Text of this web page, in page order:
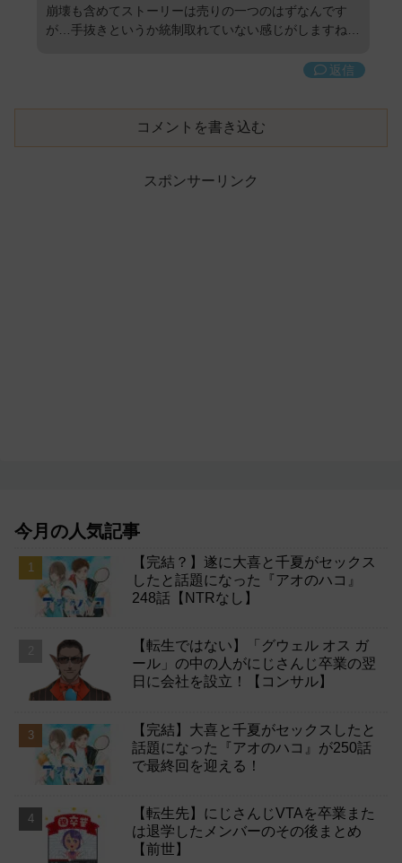
崩壊も含めてストーリーは売りの一つのはずなんです
が…手抜きというか統制取れていない感じがしますね…
返信
コメントを書き込む
スポンサーリンク
今月の人気記事
【完結？】遂に大喜と千夏がセックス
したと話題になった『アオのハコ』
248話【NTRなし】
【転生ではない】「グウェル オス ガ
ール」の中の人がにじさんじ卒業の翌
日に会社を設立！【コンサル】
【完結】大喜と千夏がセックスしたと
話題になった『アオのハコ』が250話
で最終回を迎える！
【転生先】にじさんじVTAを卒業また
は退学したメンバーのその後まとめ
【前世】